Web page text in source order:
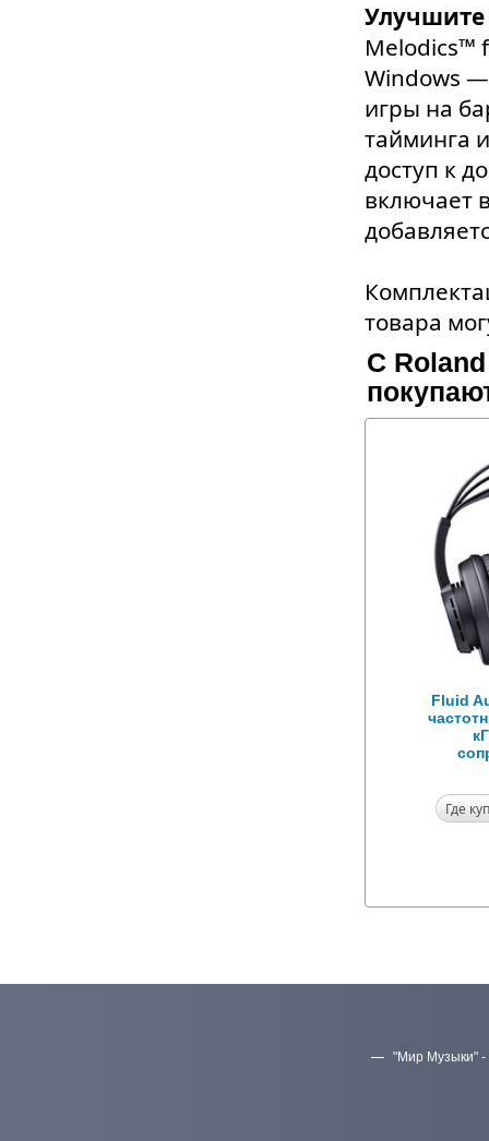
Улучшите
Melodics™
Windows
игры на
тайминга
доступ к
включает
товара
С Roland
Fluid
Где
"Мир Музыки" -